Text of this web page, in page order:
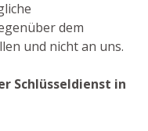
dem
und nicht an uns.
Schlüsseldienst in